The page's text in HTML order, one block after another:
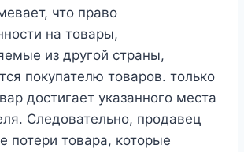
что право
на товары,
из другой страны,
покупателю товаров. только
достигает указанного места
Следовательно, продавец
потери товара, которые